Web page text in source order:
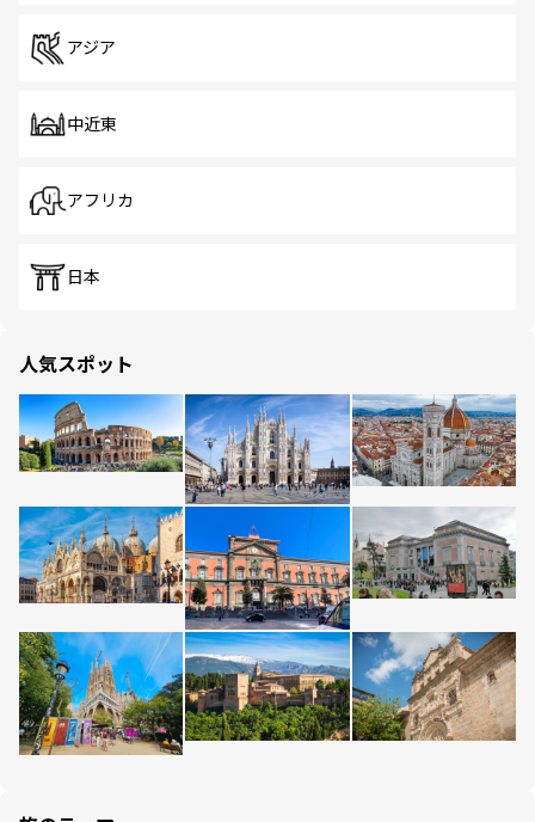
アジア
中近東
アフリカ
日本
人気スポット